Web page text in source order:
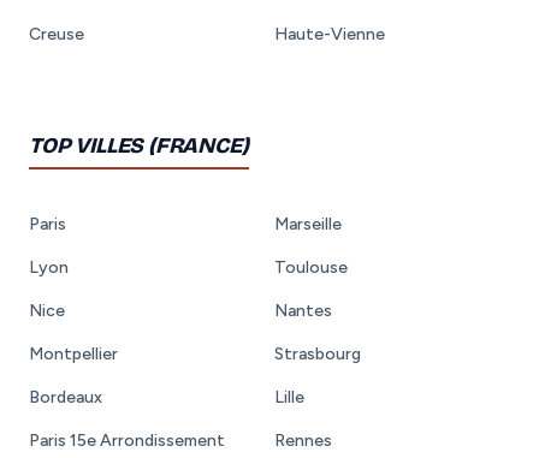
Creuse Haute-Vienne
TOP VILLES (FRANCE)
Paris Marseille
Lyon Toulouse
Nice Nantes
Montpellier Strasbourg
Bordeaux Lille
Paris 15e Arrondissement Rennes